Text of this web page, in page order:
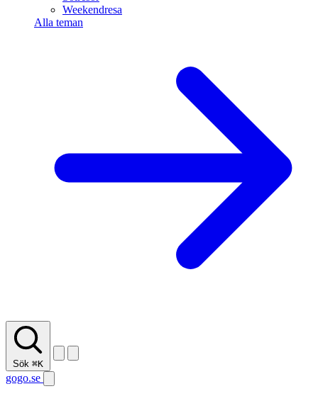
Weekendresa
Alla teman
Sök ⌘K
gogo.se